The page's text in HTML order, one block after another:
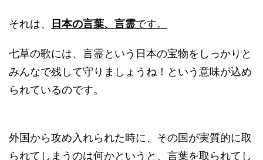
それは、 日本の言葉、言霊です。
七草の歌には、言霊という日本の宝物をしっかりと
みんなで残して守りましょうね！という意味が込め
られているのです。
外国から攻め入れられた時に、その国が実質的に取
られてしまうのは何かというと、言葉を取られてし